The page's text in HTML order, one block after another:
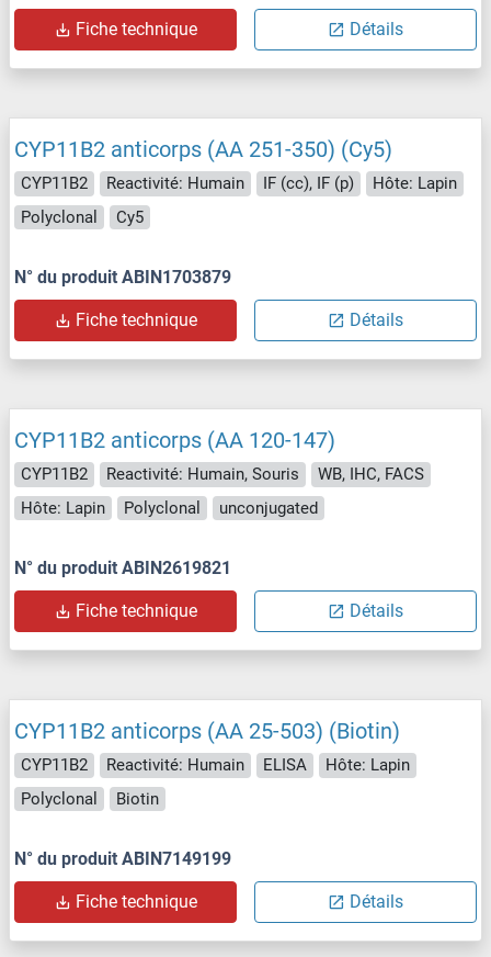
Fiche technique Détails
CYP11B2 anticorps (AA 251-350) (Cy5)
CYP11B2 Reactivité: Humain IF (cc), IF (p)
Hôte: Lapin
Polyclonal
Cy5
N° du produit ABIN1703879
Fiche technique Détails
CYP11B2 anticorps (AA 120-147)
CYP11B2 Reactivité: Humain, Souris
WB, IHC, FACS
Hôte: Lapin
Polyclonal unconjugated
N° du produit ABIN2619821
Fiche technique Détails
CYP11B2 anticorps (AA 25-503) (Biotin)
CYP11B2 Reactivité: Humain ELISA
Hôte: Lapin
Polyclonal
Biotin
N° du produit ABIN7149199
Fiche technique Détails